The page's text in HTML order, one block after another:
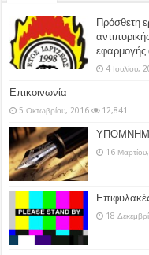
Πρόσθετη
4 Ιουλίου,
Επικοινωνία
5 Οκτωβρίου, 2016 12,841
16
18